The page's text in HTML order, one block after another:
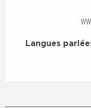
Langues
Langues